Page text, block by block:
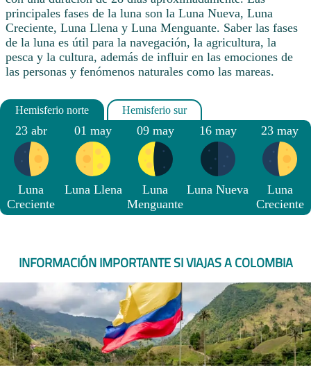
principales fases de la luna son la Luna Nueva, Luna
Creciente, Luna Llena y Luna Menguante. Saber las fases
de la luna es útil para la navegación, la agricultura, la
pesca y la cultura, además de influir en las emociones de
las personas y fenómenos naturales como las mareas.
23 abr
Luna
Creciente
01 may
Luna Llena
09 may
Luna
Menguante
16 may
Luna Nueva
23 may
Luna
Creciente
INFORMACIÓN IMPORTANTE SI VIAJAS A COLOMBIA